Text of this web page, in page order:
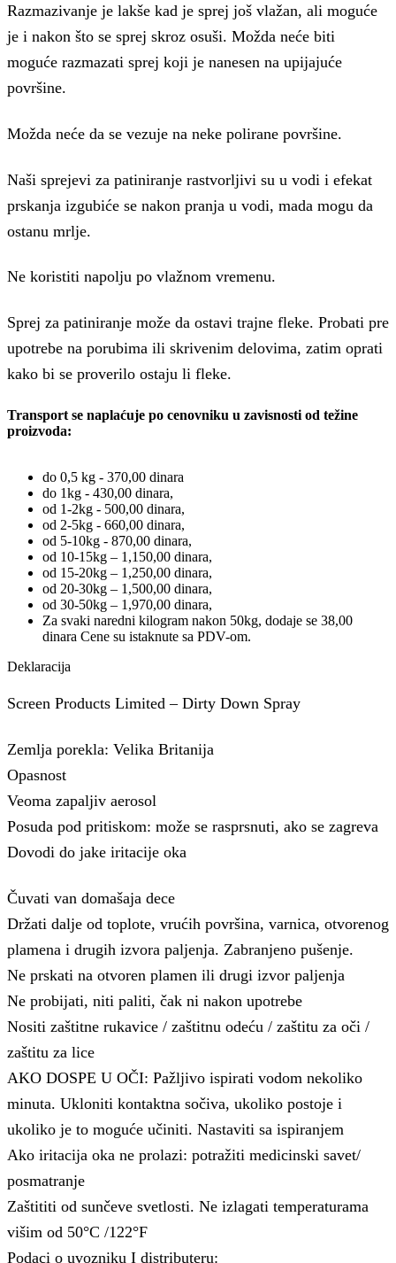
Razmazivanje je lakše kad je sprej još vlažan, ali moguće
je i nakon što se sprej skroz osuši. Možda neće biti
moguće razmazati sprej koji je nanesen na upijajuće
površine.
Možda neće da se vezuje na neke polirane površine.
Naši sprejevi za patiniranje rastvorljivi su u vodi i efekat
prskanja izgubiće se nakon pranja u vodi, mada mogu da
ostanu mrlje.
Ne koristiti napolju po vlažnom vremenu.
Sprej za patiniranje može da ostavi trajne fleke. Probati pre
upotrebe na porubima ili skrivenim delovima, zatim oprati
kako bi se proverilo ostaju li fleke.
Transport se naplaćuje po cenovniku u zavisnosti od težine
proizvoda:
do 0,5 kg - 370,00 dinara
do 1kg - 430,00 dinara,
od 1-2kg - 500,00 dinara,
od 2-5kg - 660,00 dinara,
od 5-10kg - 870,00 dinara,
od 10-15kg – 1,150,00 dinara,
od 15-20kg – 1,250,00 dinara,
od 20-30kg – 1,500,00 dinara,
od 30-50kg – 1,970,00 dinara,
Za svaki naredni kilogram nakon 50kg, dodaje se 38,00
dinara Cene su istaknute sa PDV-om.
Deklaracija
Screen Products Limited – Dirty Down Spray
Zemlja porekla: Velika Britanija
Opasnost
Veoma zapaljiv aerosol
Posuda pod pritiskom: može se rasprsnuti, ako se zagreva
Dovodi do jake iritacije oka
Čuvati van domašaja dece
Držati dalje od toplote, vrućih površina, varnica, otvorenog
plamena i drugih izvora paljenja. Zabranjeno pušenje.
Ne prskati na otvoren plamen ili drugi izvor paljenja
Ne probijati, niti paliti, čak ni nakon upotrebe
Nositi zaštitne rukavice / zaštitnu odeću / zaštitu za oči /
zaštitu za lice
AKO DOSPE U OČI: Pažljivo ispirati vodom nekoliko
minuta. Ukloniti kontaktna sočiva, ukoliko postoje i
ukoliko je to moguće učiniti. Nastaviti sa ispiranjem
Ako iritacija oka ne prolazi: potražiti medicinski savet/
posmatranje
Zaštititi od sunčeve svetlosti. Ne izlagati temperaturama
višim od 50°C /122°F
Podaci o uvozniku I distributeru: